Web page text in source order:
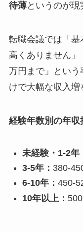
待薄というのが現
転職会議では「基
高くありません
万円まで」とい
けで大幅な収入増
経験年数別の年収
未経験・1-2年
3-5年： 380-
6-10年： 450-
10年以上：